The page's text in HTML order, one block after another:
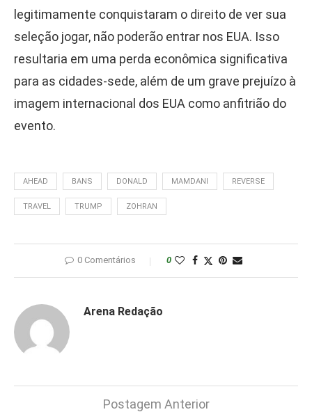
legitimamente conquistaram o direito de ver sua
seleção jogar, não poderão entrar nos EUA. Isso
resultaria em uma perda econômica significativa
para as cidades-sede, além de um grave prejuízo à
imagem internacional dos EUA como anfitrião do
evento.
AHEAD BANS DONALD MAMDANI REVERSE
TRAVEL TRUMP ZOHRAN
0 Comentários 0
Arena Redação
Postagem Anterior